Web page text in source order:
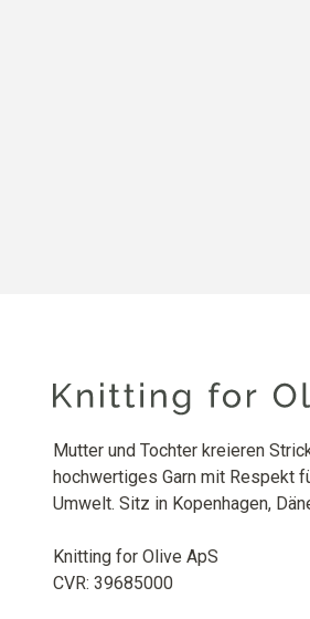
Mutter und Tochter kreieren
hochwertiges Garn mit Respekt
Umwelt. Sitz in Kopenhagen,
Knitting for Olive ApS
CVR: 39685000